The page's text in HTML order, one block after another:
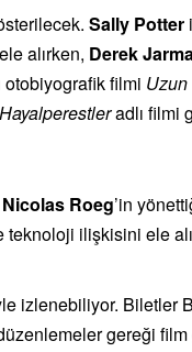
Sally Potter
alırken, Derek
otobiyografik filmi
Hayalperestleradlı filmi
Nicolas Roeg’in
ilişkisini ele
izlenebiliyor. Biletler
gereği